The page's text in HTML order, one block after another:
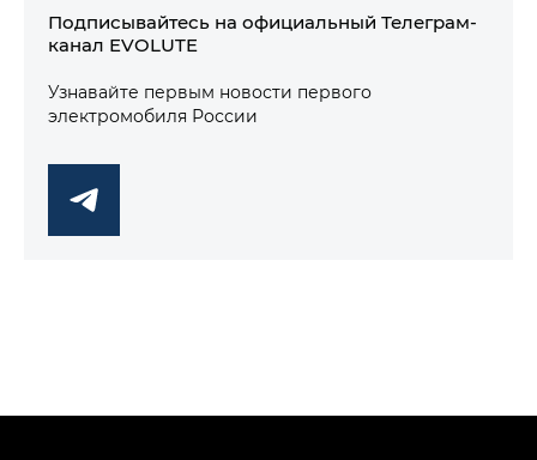
Подписывайтесь на официальный Телеграм-
канал EVOLUTE
Узнавайте первым новости первого
электромобиля России